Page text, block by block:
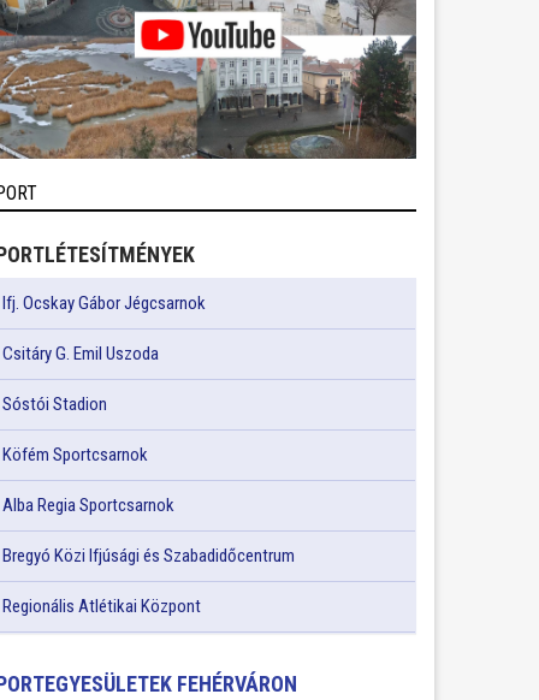
Ifj. Ocskay Gábor Jégcsarnok
Csitáry G. Emil Uszoda
Sóstói Stadion
Köfém Sportcsarnok
Alba Regia Sportcsarnok
Bregyó Közi Ifjúsági és Szabadidőcentrum
Regionális Atlétikai Központ
FEHÉRVÁRON